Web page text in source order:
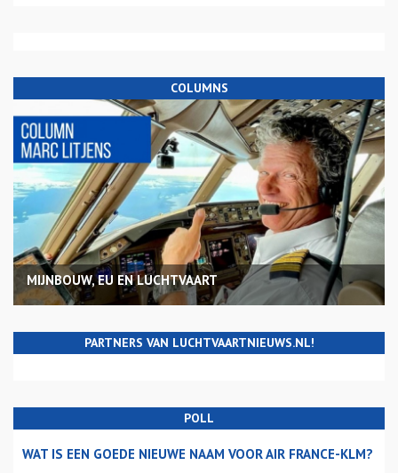
COLUMNS
MIJNBOUW, EU EN LUCHTVAART
PARTNERS VAN LUCHTVAARTNIEUWS.NL!
POLL
WAT IS EEN GOEDE NIEUWE NAAM VOOR AIR FRANCE-KLM?